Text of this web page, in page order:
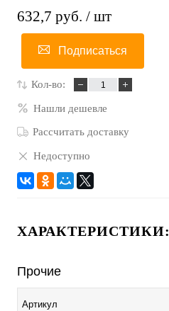
632,7 руб. / шт
Подписаться
Кол-во:
Нашли дешевле
Рассчитать доставку
Недоступно
ХАРАКТЕРИСТИКИ:
Прочие
Артикул